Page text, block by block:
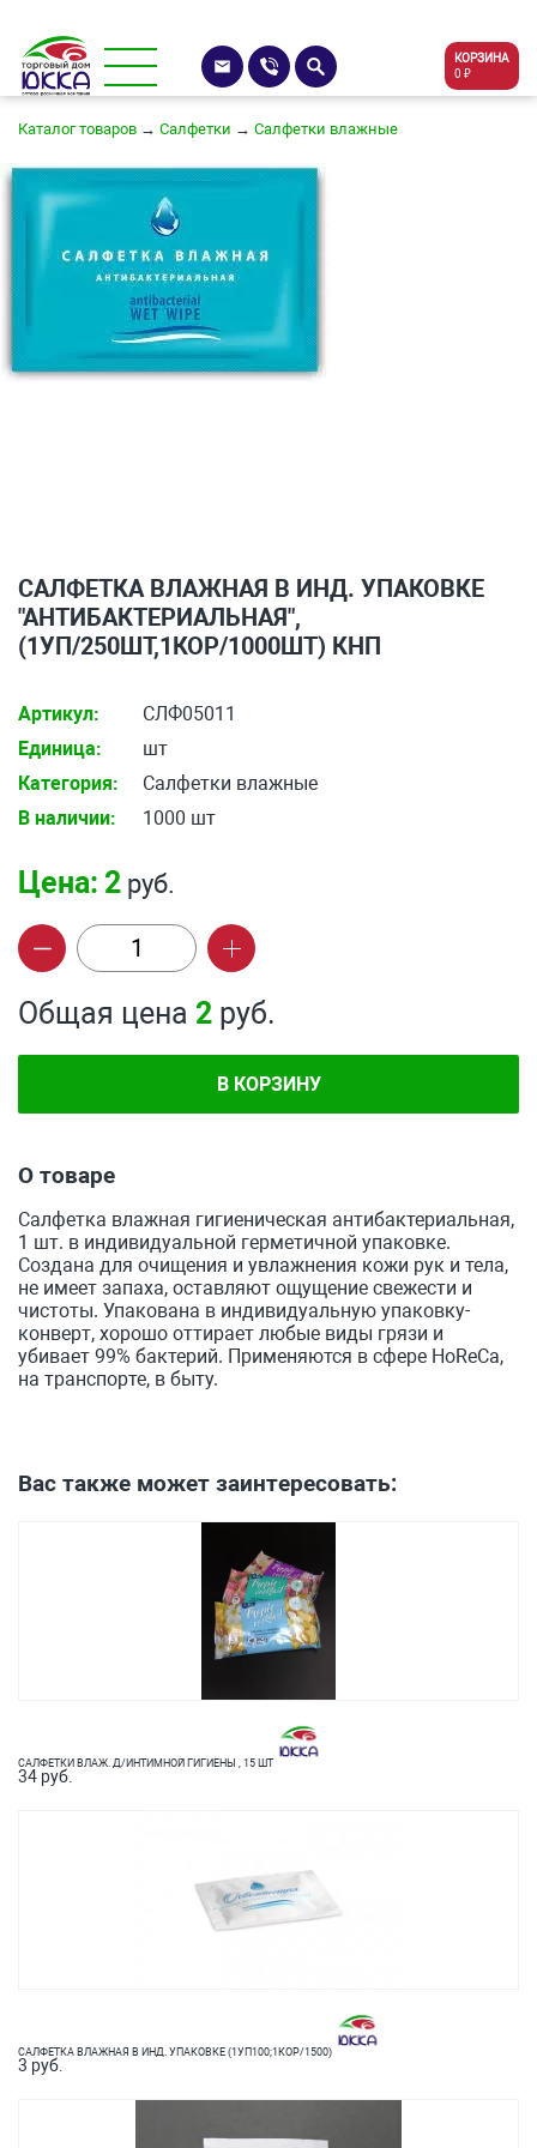
КОРЗИНА
0 ₽
Каталог товаров → Салфетки → Салфетки влажные
САЛФЕТКА ВЛАЖНАЯ В ИНД. УПАКОВКЕ
"АНТИБАКТЕРИАЛЬНАЯ",
(1УП/250ШТ,1КОР/1000ШТ) КНП
Артикул:
СЛФ05011
Единица:
шт
Категория:
Салфетки влажные
В наличии:
1000 шт
Цена: 2 руб.
Общая цена 2 руб.
В КОРЗИНУ
О товаре
Салфетка влажная гигиеническая антибактериальная,
1 шт. в индивидуальной герметичной упаковке.
Создана для очищения и увлажнения кожи рук и тела,
не имеет запаха, оставляют ощущение свежести и
чистоты. Упакована в индивидуальную упаковку-
конверт, хорошо оттирает любые виды грязи и
убивает 99% бактерий. Применяются в сфере HoReCa,
на транспорте, в быту.
Вас также может заинтересовать:
САЛФЕТКИ ВЛАЖ. Д/ИНТИМНОЙ ГИГИЕНЫ , 15 ШТ
34 руб.
САЛФЕТКА ВЛАЖНАЯ В ИНД. УПАКОВКЕ (1УП100;1КОР/1500)
3 руб.